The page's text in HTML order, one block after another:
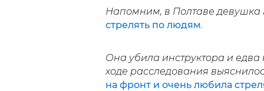
Напомним, в Полтаве
стрелять по людям.
Она убила инструктора и едва
ходе расследования
на фронт и очень любила